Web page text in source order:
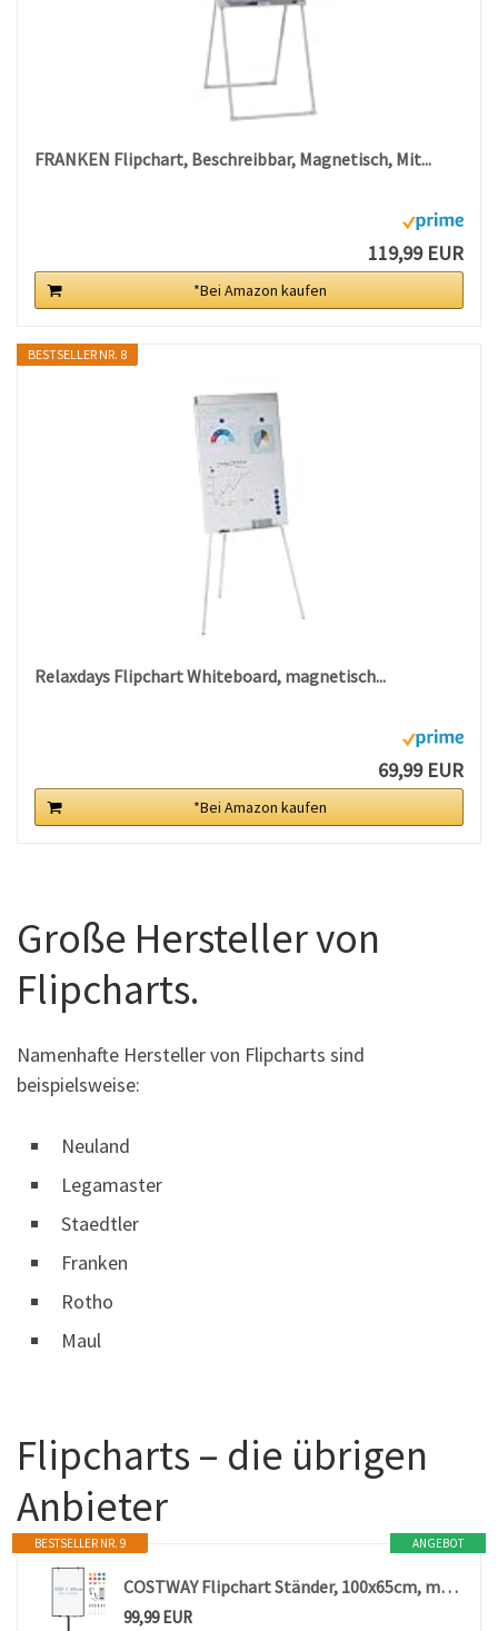
FRANKEN Flipchart, Beschreibbar, Magnetisch, Mit...
119,99 EUR
*Bei Amazon kaufen
BESTSELLER NR. 8
Relaxdays Flipchart Whiteboard, magnetisch...
69,99 EUR
*Bei Amazon kaufen
Große Hersteller von
Flipcharts.
Namenhafte Hersteller von Flipcharts sind
beispielsweise:
Neuland
Legamaster
Staedtler
Franken
Rotho
Maul
Flipcharts – die übrigen
Anbieter
ANGEBOT
BESTSELLER NR. 9
COSTWAY Flipchart Ständer, 100x65cm, mobiles Whiteboard auf Rollen, höhenverstellbar bis 192cm, trocken abwischbar, magnetisch, Flip Chart mit rundem Ständer, Magneten, Markern & Radierer
99,99 EUR